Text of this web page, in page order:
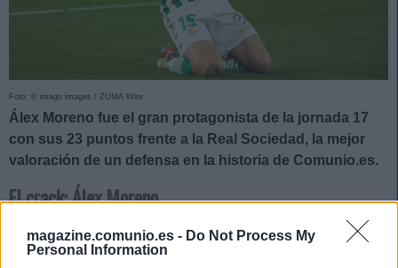
magazine.comunio.es - Do Not Process My
Personal Information
Foto: © imago images / ZUMA Wire
Álex Moreno fue el gran protagonista de la jornada 17
con sus 23 puntos frente a la Real Sociedad, la mejor
valoración de un defensa en la historia de Comunio.es.
El crack: Álex Moreno
El lateral izquierdo verdiblanco firmó una actuación
memorable con dos goles, una asistencia y 23 puntos en la